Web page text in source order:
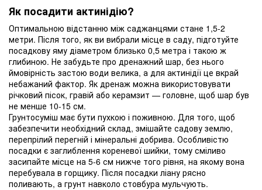
Як посадити актинідію?
Оптимальною відстанню між саджанцями стане 1,5-2
метри. Після того, як ви вибрали місце в саду, підготуйте
посадкову яму діаметром близько 0,5 метра і такою ж
глибиною. Не забудьте про дренажний шар, без нього
ймовірність застою води велика, а для актинідії це вкрай
небажаний фактор. Як дренаж можна використовувати
річковий пісок, гравій або керамзит — головне, щоб шар був
не менше 10-15 см.
Грунтосуміш має бути пухкою і поживною. Для того, щоб
забезпечити необхідний склад, змішайте садову землю,
перепрілий перегній і мінеральні добрива. Особливістю
посадки є заглиблення кореневої шийки, тому сміливо
засипайте місце на 5-6 см нижче того рівня, на якому вона
перебувала в горщику. Після посадки ліану рясно
поливають, а грунт навколо стовбура мульчують.